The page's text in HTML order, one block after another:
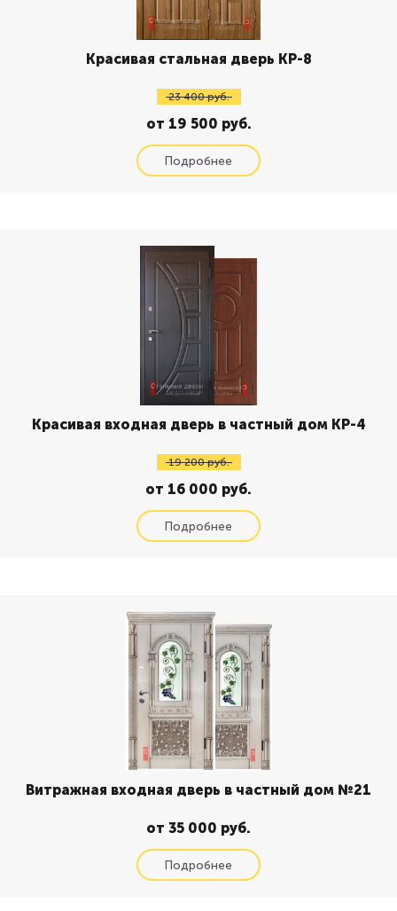
Красивая стальная дверь КР-8
23 400 руб.
от 19 500 руб.
Красивая входная дверь в частный дом КР-4
19 200 руб.
от 16 000 руб.
Витражная входная дверь в частный дом №21
от 35 000 руб.